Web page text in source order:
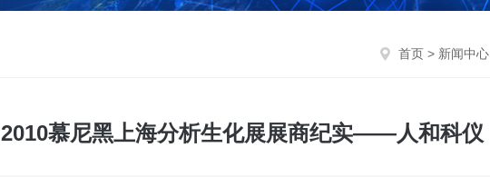
首页 > 新闻中心
2010慕尼黑上海分析生化展展商纪实——人和科仪